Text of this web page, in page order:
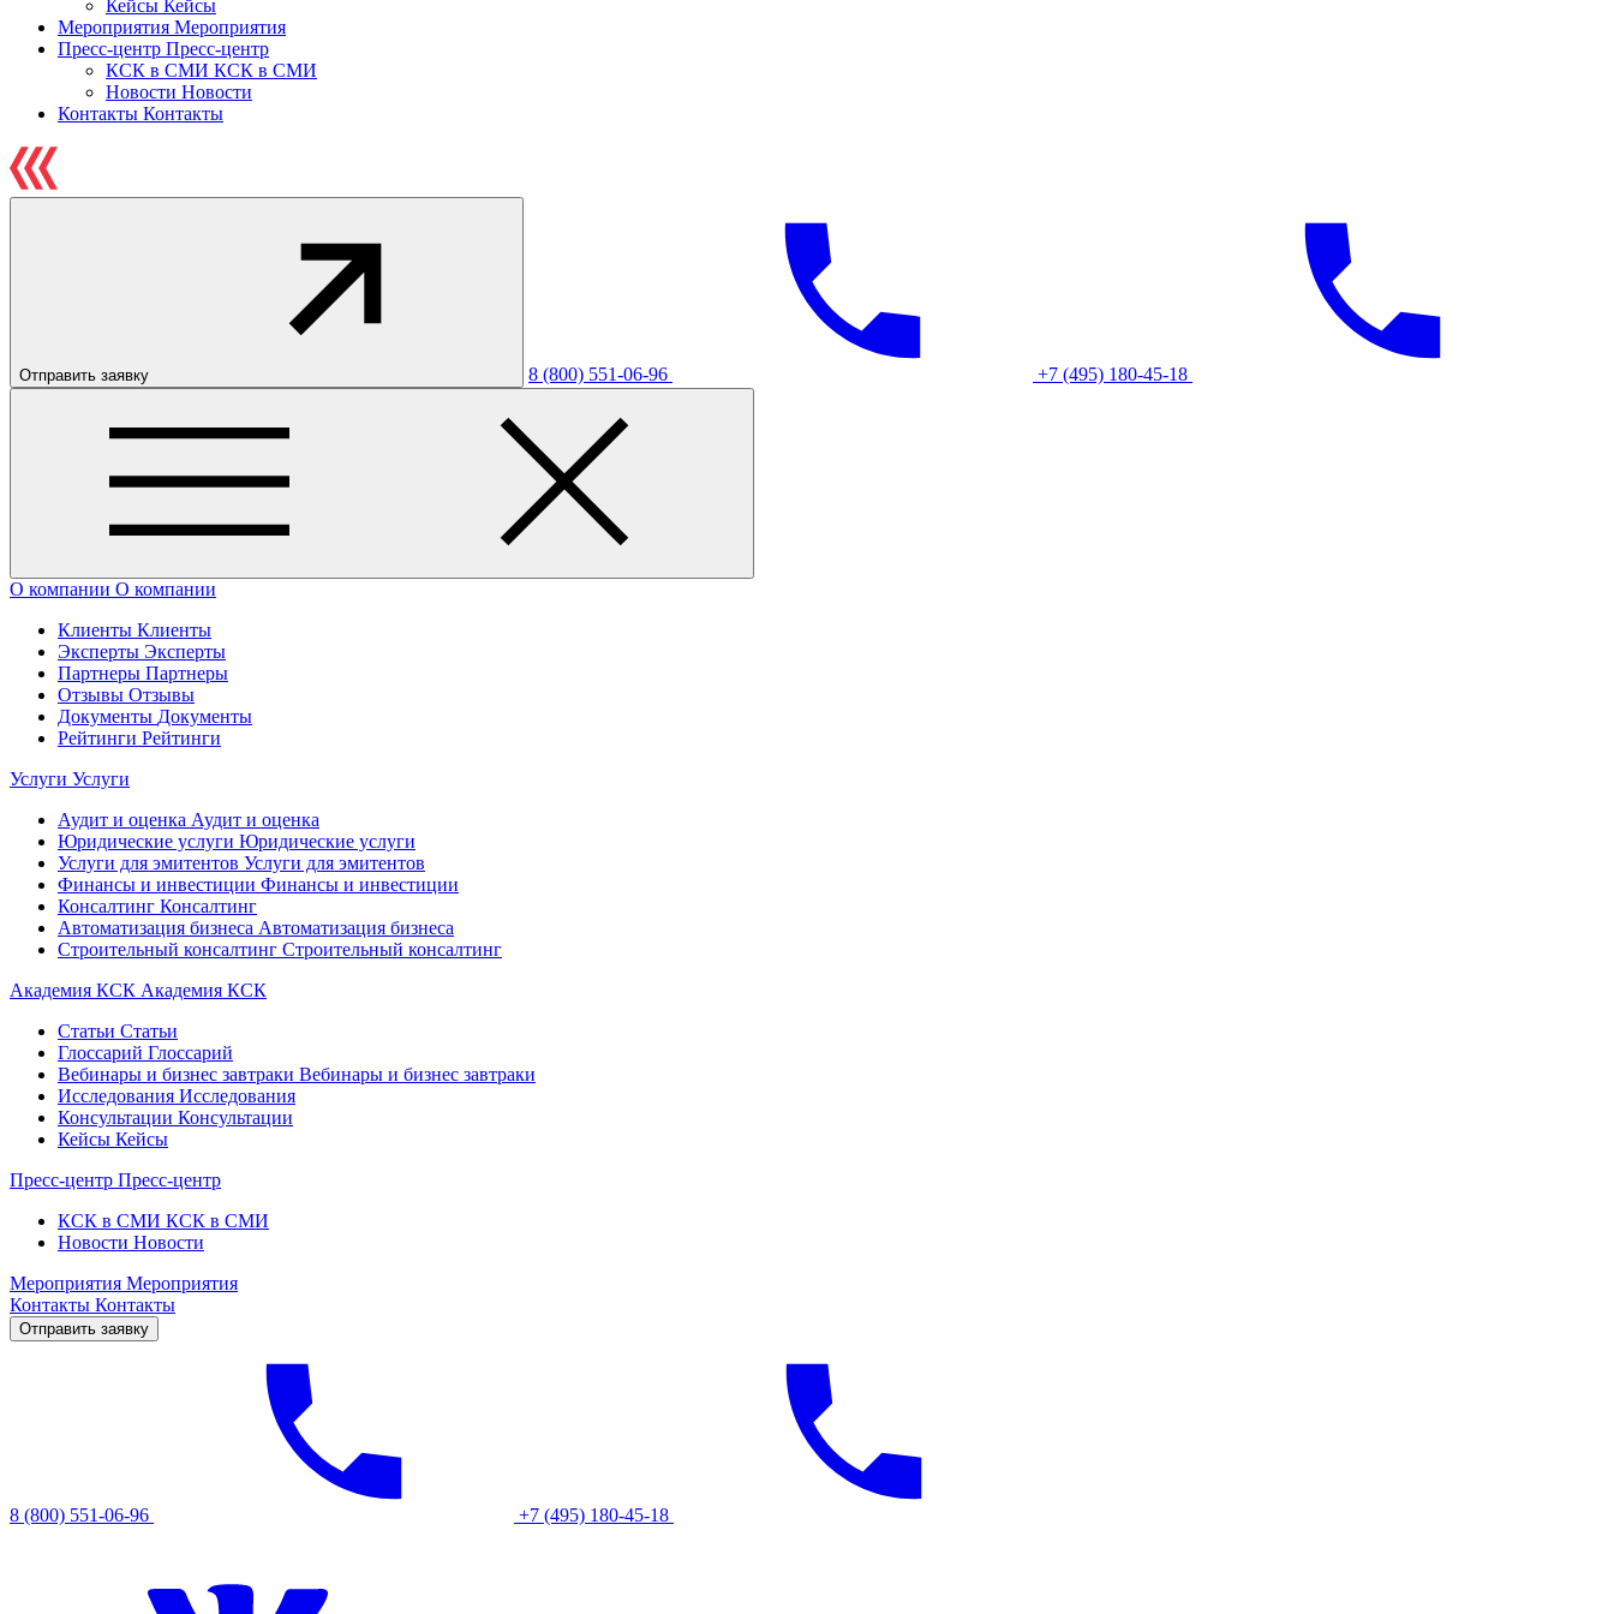
Кейсы Кейсы
Мероприятия Мероприятия
Пресс-центр Пресс-центр
КСК в СМИ КСК в СМИ
Новости Новости
Контакты Контакты
Отправить заявку 8 (800) 551-06-96 +7 (495) 180-45-18
О компании О компании
Клиенты Клиенты
Эксперты Эксперты
Партнеры Партнеры
Отзывы Отзывы
Документы Документы
Рейтинги Рейтинги
Услуги Услуги
Аудит и оценка Аудит и оценка
Юридические услуги Юридические услуги
Услуги для эмитентов Услуги для эмитентов
Финансы и инвестиции Финансы и инвестиции
Консалтинг Консалтинг
Автоматизация бизнеса Автоматизация бизнеса
Строительный консалтинг Строительный консалтинг
Академия КСК Академия КСК
Статьи Статьи
Глоссарий Глоссарий
Вебинары и бизнес завтраки Вебинары и бизнес завтраки
Исследования Исследования
Консультации Консультации
Кейсы Кейсы
Пресс-центр Пресс-центр
КСК в СМИ КСК в СМИ
Новости Новости
Мероприятия Мероприятия
Контакты Контакты
Отправить заявку
8 (800) 551-06-96 +7 (495) 180-45-18